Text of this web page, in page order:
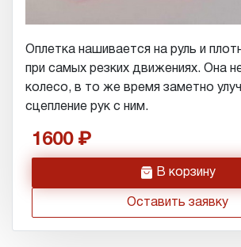
Оплетка нашивается на руль и
при самых резких движениях. Она
колесо, в то же время заметно
сцепление рук с ним.
1600
h В корзину
Оставить заявку